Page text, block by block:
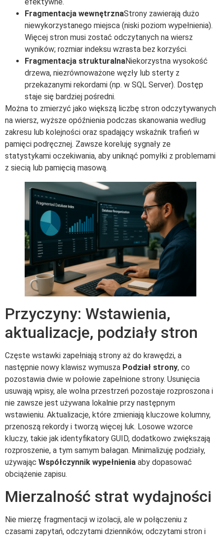
Fragmentacja wewnętrznaStrony zawierają dużo
niewykorzystanego miejsca (niski poziom wypełnienia).
Więcej stron musi zostać odczytanych na wiersz
wyników; rozmiar indeksu wzrasta bez korzyści.
Fragmentacja strukturalnaNiekorzystna wysokość
drzewa, niezrównoważone węzły lub sterty z
przekazanymi rekordami (np. w SQL Server). Dostęp
staje się bardziej pośredni.
Można to zmierzyć jako większą liczbę stron odczytywanych
na wiersz, wyższe opóźnienia podczas skanowania według
zakresu lub kolejności oraz spadający wskaźnik trafień w
pamięci podręcznej. Zawsze koreluję sygnały ze
statystykami oczekiwania, aby uniknąć pomyłki z problemami
z siecią lub pamięcią masową.
Przyczyny: Wstawienia,
aktualizacje, podziały stron
Częste wstawki zapełniają strony aż do krawędzi, a
następnie nowy klawisz wymusza Podział strony, co
pozostawia dwie w połowie zapełnione strony. Usunięcia
usuwają wpisy, ale wolna przestrzeń pozostaje rozproszona i
nie zawsze jest używana lokalnie przy następnym
wstawieniu. Aktualizacje, które zmieniają kluczowe kolumny,
przenoszą rekordy i tworzą więcej luk. Losowe wzorce
kluczy, takie jak identyfikatory GUID, dodatkowo zwiększają
rozproszenie, a tym samym bałagan. Minimalizuję podziały,
używając Współczynnik wypełnienia aby dopasować
obciążenie zapisu.
Mierzalność strat wydajności
Nie mierzę fragmentacji w izolacji, ale w połączeniu z
czasami zapytań, odczytami dzienników, odczytami stron i